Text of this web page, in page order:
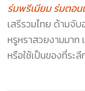
ร่มพรีเมียม ร่มตอ
เสรีรวมไทย ด้ามจั
หรูหราสวยงามมาก
หรือใช้เป็นของที่ระ